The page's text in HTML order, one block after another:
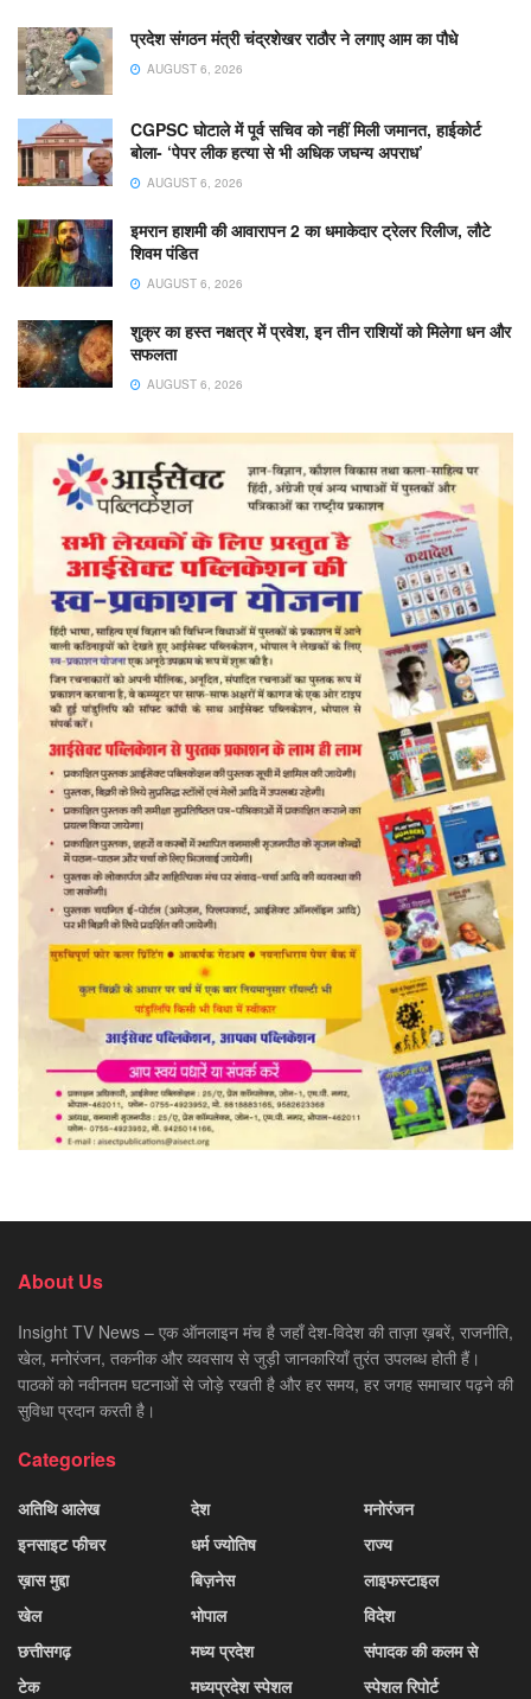
प्रदेश संगठन मंत्री चंद्रशेखर राठौर ने लगाए आम का पौधे
AUGUST 6, 2026
CGPSC घोटाले में पूर्व सचिव को नहीं मिली जमानत, हाईकोर्ट
बोला- ‘पेपर लीक हत्या से भी अधिक जघन्य अपराध’
AUGUST 6, 2026
इमरान हाशमी की आवारापन 2 का धमाकेदार ट्रेलर रिलीज, लौटे
शिवम पंडित
AUGUST 6, 2026
शुक्र का हस्त नक्षत्र में प्रवेश, इन तीन राशियों को मिलेगा धन और
सफलता
AUGUST 6, 2026
About Us
Insight TV News – एक ऑनलाइन मंच है जहाँ देश-विदेश की ताज़ा ख़बरें, राजनीति,
खेल, मनोरंजन, तकनीक और व्यवसाय से जुड़ी जानकारियाँ तुरंत उपलब्ध होती हैं।
पाठकों को नवीनतम घटनाओं से जोड़े रखती है और हर समय, हर जगह समाचार पढ़ने की
सुविधा प्रदान करती है।
Categories
अतिथि आलेख
इनसाइट फीचर
ख़ास मुद्दा
खेल
छत्तीसगढ़
टेक
देश
धर्म ज्योतिष
बिज़नेस
भोपाल
मध्य प्रदेश
मध्यप्रदेश स्पेशल
मनोरंजन
राज्य
लाइफस्टाइल
विदेश
संपादक की कलम से
स्पेशल रिपोर्ट